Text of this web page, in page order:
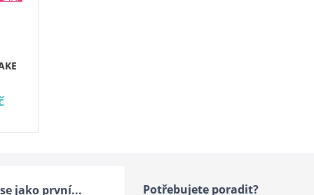
jako první... Potřebujete poradit?